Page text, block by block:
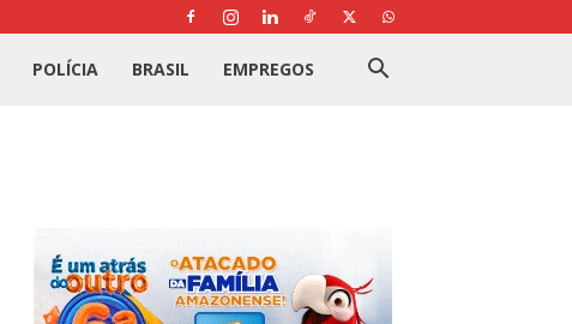
POLÍCIA BRASIL EMPREGOS